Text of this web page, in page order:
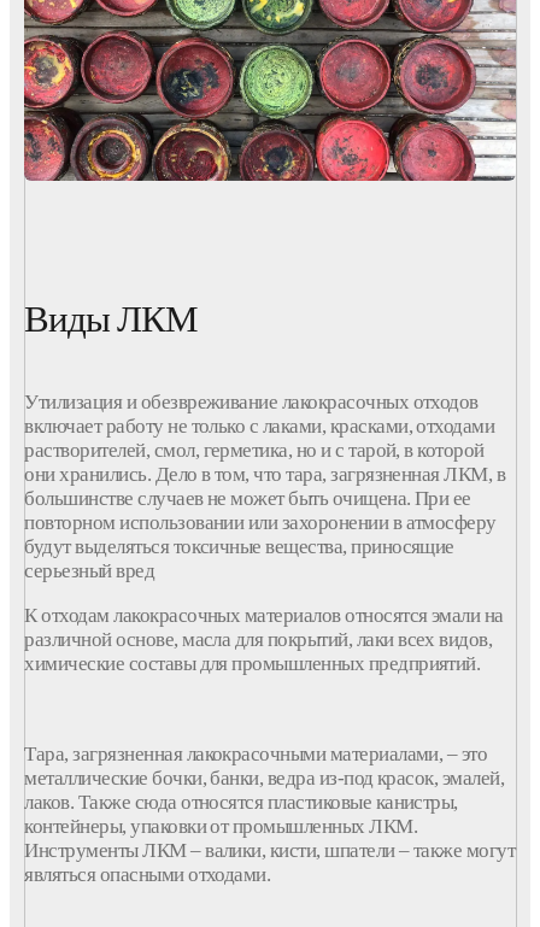
Виды ЛКМ
Утилизацияиобезвреживание лакокрасочных отходов
включаетработуне только с лаками, красками,отходами
растворителей, смол, герметика, но и старой, в которой
они хранились. Дело в том, чтотара, загрязненнаяЛКМ, в
большинстве случаев не может быть очищена. При ее
повторномиспользованииили захоронении в атмосферу
будут выделятьсятоксичные вещества, приносящие
серьезный вред
Котходам лакокрасочных материаловотносятсяэмалина
различнойоснове,масла дляпокрытий, лакивсехвидов,
химические составыдляпромышленных предприятий.
Тара, загрязненнаялакокрасочнымиматериалами, – это
металлические бочки, банки, ведра из-подкрасок, эмалей,
лаков. Также сюдаотносятсяпластиковые канистры,
контейнеры, упаковки отпромышленных ЛКМ.
ИнструментыЛКМ– валики, кисти, шпатели – также могут
являтьсяопаснымиотходами.